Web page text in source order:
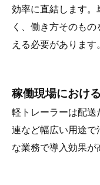
効率に直結します
く、働き方そのも
える必要があります。
稼働現場におけ
軽トレーラーは配
連など幅広い用途で
な業務で導入効果が